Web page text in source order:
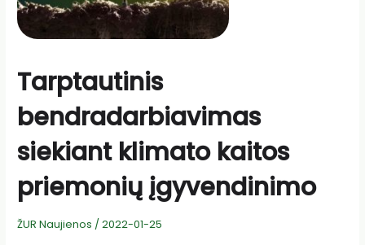
Tarptautinis
bendradarbiavimas
siekiant klimato kaitos
priemonių įgyvendinimo
ŽUR Naujienos /2022-01-25